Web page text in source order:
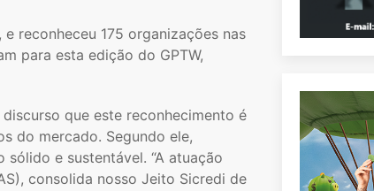
reconheceu 175 organizações nas
para esta edição do GPTW,
que este reconhecimento é
do mercado. Segundo ele,
e sustentável. “A atuação
consolida nosso Jeito Sicredi de